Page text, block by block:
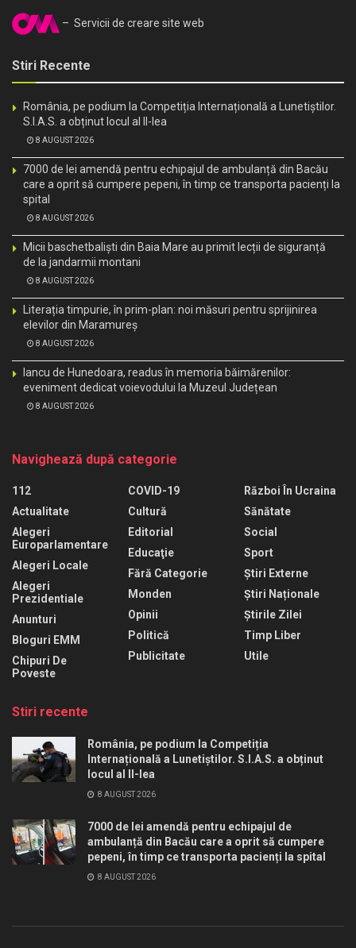
– Servicii de creare site web
Stiri Recente
România, pe podium la Competiția Internațională a Lunetiștilor.
S.I.A.S. a obținut locul al II-lea
8 AUGUST 2026
7000 de lei amendă pentru echipajul de ambulanță din Bacău
care a oprit să cumpere pepeni, în timp ce transporta pacienți la
spital
8 AUGUST 2026
Micii baschetbaliști din Baia Mare au primit lecții de siguranță
de la jandarmii montani
8 AUGUST 2026
Literația timpurie, în prim-plan: noi măsuri pentru sprijinirea
elevilor din Maramureș
8 AUGUST 2026
Iancu de Hunedoara, readus în memoria băimărenilor:
eveniment dedicat voievodului la Muzeul Județean
8 AUGUST 2026
Navighează după categorie
112
Actualitate
Alegeri
Europarlamentare
Alegeri Locale
Alegeri
Prezidentiale
Anunturi
Bloguri EMM
Chipuri De
Poveste
COVID-19
Cultură
Editorial
Educaţie
Fără Categorie
Monden
Opinii
Politică
Publicitate
Război În Ucraina
Sănătate
Social
Sport
Știri Externe
Știri Naționale
Știrile Zilei
Timp Liber
Utile
Stiri recente
România, pe podium la Competiția
Internațională a Lunetiștilor. S.I.A.S. a obținut
locul al II-lea
8 AUGUST 2026
7000 de lei amendă pentru echipajul de
ambulanță din Bacău care a oprit să cumpere
pepeni, în timp ce transporta pacienți la spital
8 AUGUST 2026